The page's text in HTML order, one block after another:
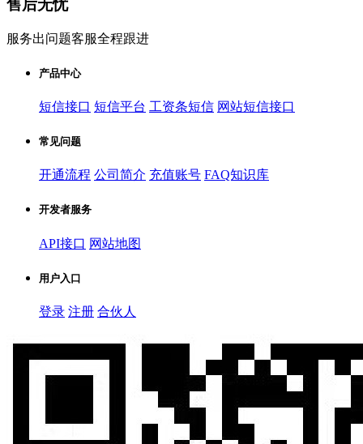
售后无忧
服务出问题客服全程跟进
产品中心
短信接口 短信平台 工资条短信 网站短信接口
常见问题
开通流程 公司简介 充值账号 FAQ知识库
开发者服务
API接口 网站地图
用户入口
登录 注册 合伙人